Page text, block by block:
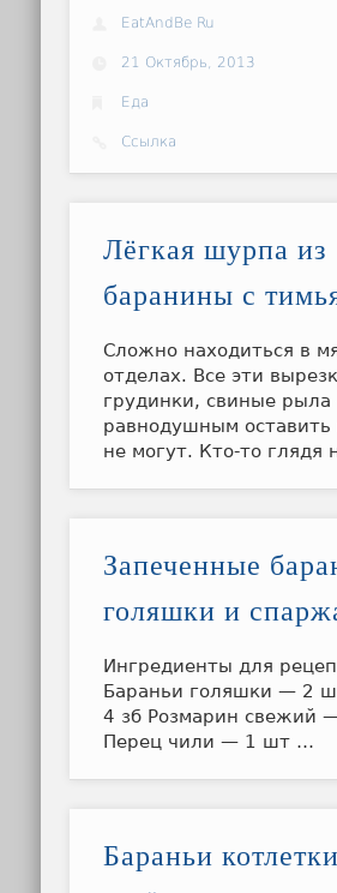
EatAndBe Ru
21 Октябрь, 2013
Еда
Ссылка
Лёгкая шурпа из
баранины с
Сложно находиться в
отделах. Все эти
грудинки, свиные
равнодушным оставить
не могут. Кто-то глядя
Запеченные
голяшки и
Ингредиенты для
Бараньи голяшки — 2
4 зб Розмарин свежий
Перец чили — 1 шт …
Бараньи